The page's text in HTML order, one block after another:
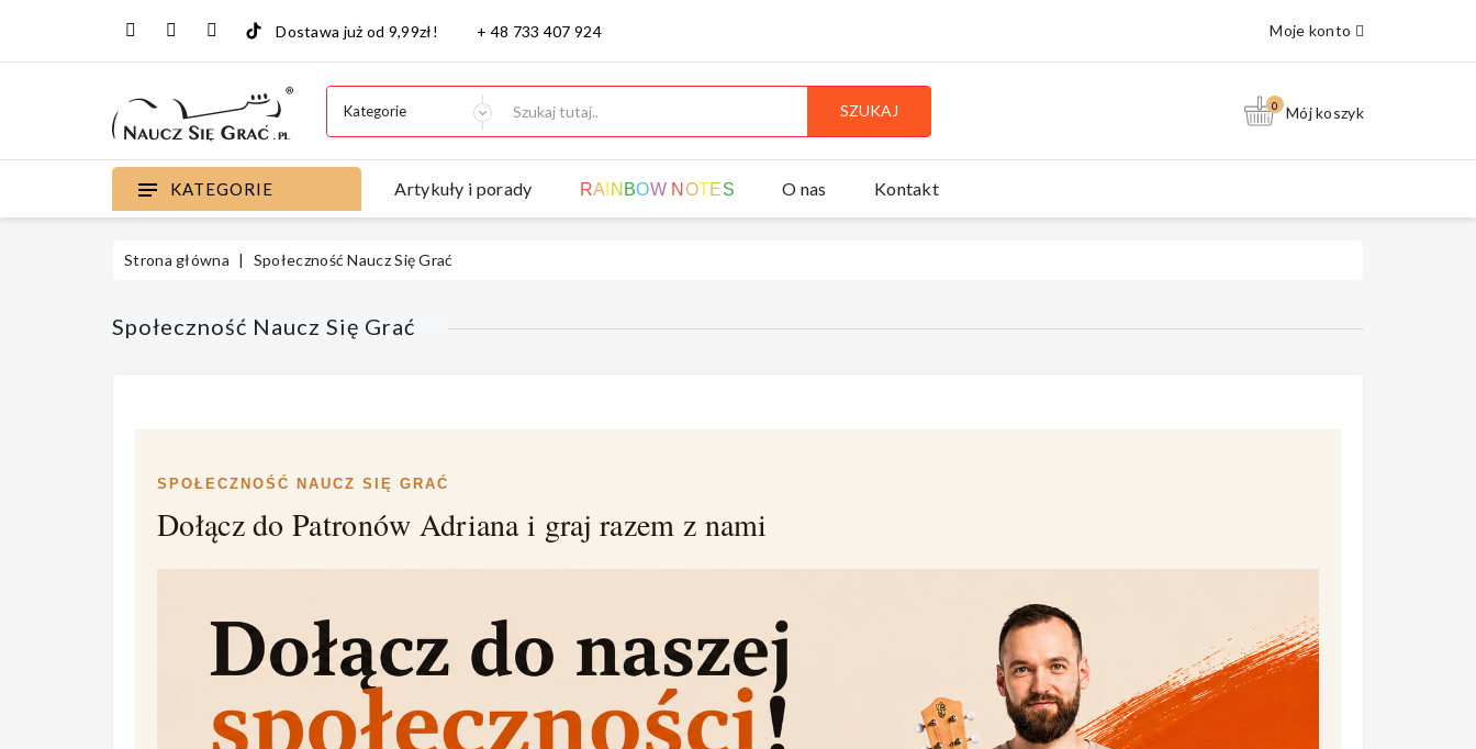
Dostawa już od 9,99zł! + 48 733 407 924 Moje konto
SZUKAJ 0 Mój koszyk
KATEGORIE Artykuły i porady RA N BOW N OTES O nas Kontakt
Strona główna Społeczność Naucz Się Grać
Społeczność Naucz Się Grać
SPOŁECZNOŚĆ NAUCZ SIĘ GRAĆ
Dołącz do Patronów Adriana i graj razem z nami